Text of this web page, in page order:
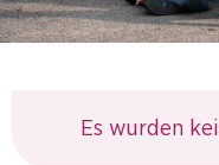
Es wurden